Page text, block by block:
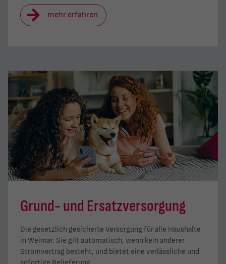
mehr erfahren
Grund- und Ersatzversorgung
Die gesetzlich gesicherte Versorgung für alle Haushalte
in Weimar. Sie gilt automatisch, wenn kein anderer
Stromvertrag besteht, und bietet eine verlässliche und